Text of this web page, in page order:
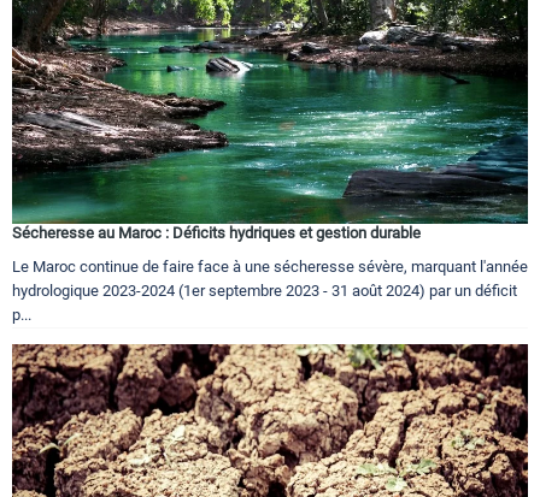
Sécheresse au Maroc : Déficits hydriques et gestion durable
Le Maroc continue de faire face à une sécheresse sévère, marquant l'année
hydrologique 2023-2024 (1er septembre 2023 - 31 août 2024) par un déficit
p...